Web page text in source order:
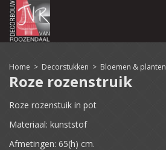
Home > Decorstukken > Bloemen & planten
Roze rozenstruik
Roze rozenstuik in pot
Materiaal: kunststof
Afmetingen: 65(h) cm.